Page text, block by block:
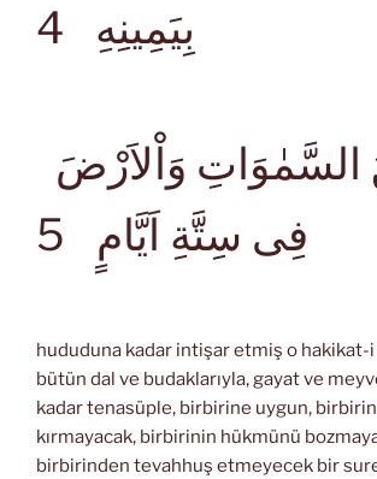
بِيَمِينِهِ
فِى سِتَّةِ اَيَّامٍ
hududuna kadar intişar etmiş o hakikat-
bütün dal ve budaklarıyla, gayat ve
kadar tenasüple, birbirine uygun,
kırmayacak, birbirinin hükmünü
birbirinden tevahhuş etmeyecek bir